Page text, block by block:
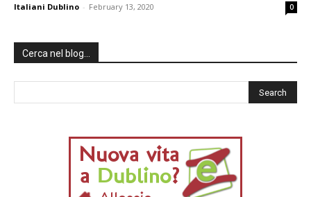
Italiani Dublino - February 13, 2020 0
Cerca nel blog…